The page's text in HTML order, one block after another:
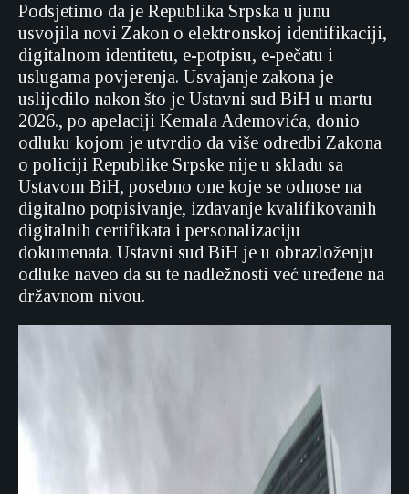
Podsjetimo da je Republika Srpska u junu
usvojila novi Zakon o elektronskoj identifikaciji,
digitalnom identitetu, e-potpisu, e-pečatu i
uslugama povjerenja. Usvajanje zakona je
uslijedilo nakon što je Ustavni sud BiH u martu
2026., po apelaciji Kemala Ademovića, donio
odluku kojom je utvrdio da više odredbi Zakona
o policiji Republike Srpske nije u skladu sa
Ustavom BiH, posebno one koje se odnose na
digitalno potpisivanje, izdavanje kvalifikovanih
digitalnih certifikata i personalizaciju
dokumenata. Ustavni sud BiH je u obrazloženju
odluke naveo da su te nadležnosti već uređene na
državnom nivou.